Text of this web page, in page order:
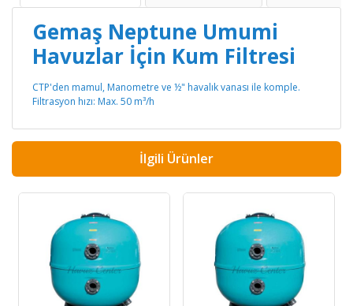
Gemaş Neptune Umumi
Havuzlar İçin Kum Filtresi
CTP'den mamul, Manometre ve ½" havalık vanası ile komple.
Filtrasyon hızı: Max. 50 m³/h
İlgili Ürünler